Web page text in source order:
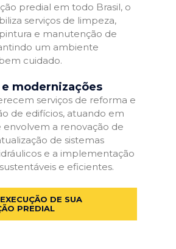
predial em todo Brasil, o
serviços de limpeza,
e manutenção de
um ambiente
cuidado.
modernizações
serviços de reforma e
de edifícios, atuando em
envolvem a renovação de
de sistemas
e a implementação
e eficientes.
DE SUA
PREDIAL